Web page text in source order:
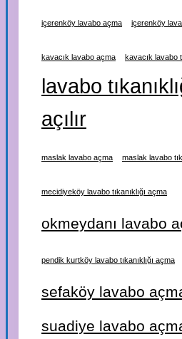
içerenköy lavabo açma içerenköy
kavacık lavabo açma kavacık lavabo
lavabo
açılır
maslak lavabo açma maslak lavabo
mecidiyeköy lavabo tıkanıklığı açma
okmeydanı lavabo
pendik kurtköy lavabo tıkanıklığı açma
sefaköy lavabo
suadiye lavabo